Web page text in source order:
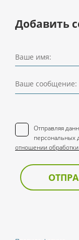
Добавить
Ваше имя:
Ваше сообщение:
Отправляя
персональных
отношении